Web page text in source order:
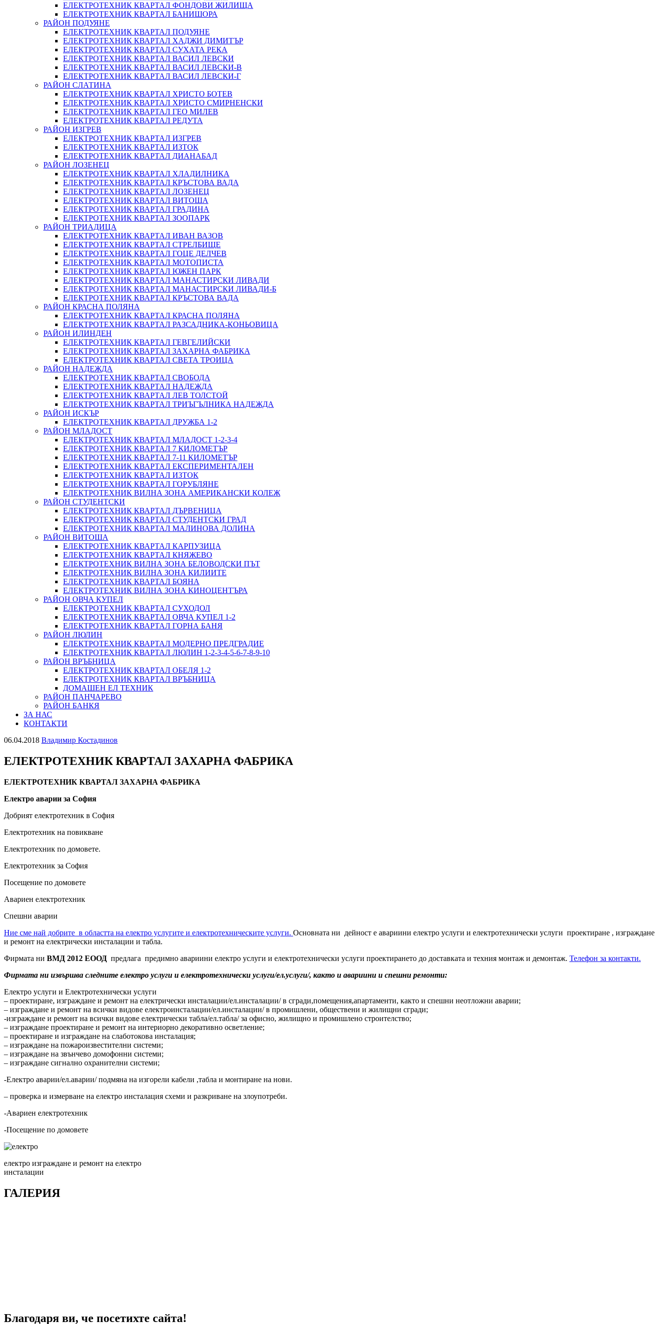
ЕЛЕКТРОТЕХНИК КВАРТАЛ ФОНДОВИ ЖИЛИЩА
ЕЛЕКТРОТЕХНИК КВАРТАЛ БАНИШОРА
РАЙОН ПОДУЯНЕ
ЕЛЕКТРОТЕХНИК КВАРТАЛ ПОДУЯНЕ
ЕЛЕКТРОТЕХНИК КВАРТАЛ ХАДЖИ ДИМИТЪР
ЕЛЕКТРОТЕХНИК КВАРТАЛ СУХАТА РЕКА
ЕЛЕКТРОТЕХНИК КВАРТАЛ ВАСИЛ ЛЕВСКИ
ЕЛЕКТРОТЕХНИК КВАРТАЛ ВАСИЛ ЛЕВСКИ-В
ЕЛЕКТРОТЕХНИК КВАРТАЛ ВАСИЛ ЛЕВСКИ-Г
РАЙОН СЛАТИНА
ЕЛЕКТРОТЕХНИК КВАРТАЛ ХРИСТО БОТЕВ
ЕЛЕКТРОТЕХНИК КВАРТАЛ ХРИСТО СМИРНЕНСКИ
ЕЛЕКТРОТЕХНИК КВАРТАЛ ГЕО МИЛЕВ
ЕЛЕКТРОТЕХНИК КВАРТАЛ РЕДУТА
РАЙОН ИЗГРЕВ
ЕЛЕКТРОТЕХНИК КВАРТАЛ ИЗГРЕВ
ЕЛЕКТРОТЕХНИК КВАРТАЛ ИЗТОК
ЕЛЕКТРОТЕХНИК КВАРТАЛ ДИАНАБАД
РАЙОН ЛОЗЕНЕЦ
ЕЛЕКТРОТЕХНИК КВАРТАЛ ХЛАДИЛНИКА
ЕЛЕКТРОТЕХНИК КВАРТАЛ КРЪСТОВА ВАДА
ЕЛЕКТРОТЕХНИК КВАРТАЛ ЛОЗЕНЕЦ
ЕЛЕКТРОТЕХНИК КВАРТАЛ ВИТОША
ЕЛЕКТРОТЕХНИК КВАРТАЛ ГРАДИНА
ЕЛЕКТРОТЕХНИК КВАРТАЛ ЗООПАРК
РАЙОН ТРИАДИЦА
ЕЛЕКТРОТЕХНИК КВАРТАЛ ИВАН ВАЗОВ
ЕЛЕКТРОТЕХНИК КВАРТАЛ СТРЕЛБИЩЕ
ЕЛЕКТРОТЕХНИК КВАРТАЛ ГОЦЕ ДЕЛЧЕВ
ЕЛЕКТРОТЕХНИК КВАРТАЛ МОТОПИСТА
ЕЛЕКТРОТЕХНИК КВАРТАЛ ЮЖЕН ПАРК
ЕЛЕКТРОТЕХНИК КВАРТАЛ МАНАСТИРСКИ ЛИВАДИ
ЕЛЕКТРОТЕХНИК КВАРТАЛ МАНАСТИРСКИ ЛИВАДИ-Б
ЕЛЕКТРОТЕХНИК КВАРТАЛ КРЪСТОВА ВАДА
РАЙОН КРАСНА ПОЛЯНА
ЕЛЕКТРОТЕХНИК КВАРТАЛ КРАСНА ПОЛЯНА
ЕЛЕКТРОТЕХНИК КВАРТАЛ РАЗСАДНИКА-КОНЬОВИЦА
РАЙОН ИЛИНДЕН
ЕЛЕКТРОТЕХНИК КВАРТАЛ ГЕВГЕЛИЙСКИ
ЕЛЕКТРОТЕХНИК КВАРТАЛ ЗАХАРНА ФАБРИКА
ЕЛЕКТРОТЕХНИК КВАРТАЛ СВЕТА ТРОИЦА
РАЙОН НАДЕЖДА
ЕЛЕКТРОТЕХНИК КВАРТАЛ СВОБОДА
ЕЛЕКТРОТЕХНИК КВАРТАЛ НАДЕЖДА
ЕЛЕКТРОТЕХНИК КВАРТАЛ ЛЕВ ТОЛСТОЙ
ЕЛЕКТРОТЕХНИК КВАРТАЛ ТРИЪГЪЛНИКА НАДЕЖДА
РАЙОН ИСКЪР
ЕЛЕКТРОТЕХНИК КВАРТАЛ ДРУЖБА 1-2
РАЙОН МЛАДОСТ
ЕЛЕКТРОТЕХНИК КВАРТАЛ МЛАДОСТ 1-2-3-4
ЕЛЕКТРОТЕХНИК КВАРТАЛ 7 КИЛОМЕТЪР
ЕЛЕКТРОТЕХНИК КВАРТАЛ 7-11 КИЛОМЕТЪР
ЕЛЕКТРОТЕХНИК КВАРТАЛ ЕКСПЕРИМЕНТАЛЕН
ЕЛЕКТРОТЕХНИК КВАРТАЛ ИЗТОК
ЕЛЕКТРОТЕХНИК КВАРТАЛ ГОРУБЛЯНЕ
ЕЛЕКТРОТЕХНИК ВИЛНА ЗОНА АМЕРИКАНСКИ КОЛЕЖ
РАЙОН СТУДЕНТСКИ
ЕЛЕКТРОТЕХНИК КВАРТАЛ ДЪРВЕНИЦА
ЕЛЕКТРОТЕХНИК КВАРТАЛ СТУДЕНТСКИ ГРАД
ЕЛЕКТРОТЕХНИК КВАРТАЛ МАЛИНОВА ДОЛИНА
РАЙОН ВИТОША
ЕЛЕКТРОТЕХНИК КВАРТАЛ КАРПУЗИЦА
ЕЛЕКТРОТЕХНИК КВАРТАЛ КНЯЖЕВО
ЕЛЕКТРОТЕХНИК ВИЛНА ЗОНА БЕЛОВОДСКИ ПЪТ
ЕЛЕКТРОТЕХНИК ВИЛНА ЗОНА КИЛИИТЕ
ЕЛЕКТРОТЕХНИК КВАРТАЛ БОЯНА
ЕЛЕКТРОТЕХНИК ВИЛНА ЗОНА КИНОЦЕНТЪРА
РАЙОН ОВЧА КУПЕЛ
ЕЛЕКТРОТЕХНИК КВАРТАЛ СУХОДОЛ
ЕЛЕКТРОТЕХНИК КВАРТАЛ ОВЧА КУПЕЛ 1-2
ЕЛЕКТРОТЕХНИК КВАРТАЛ ГОРНА БАНЯ
РАЙОН ЛЮЛИН
ЕЛЕКТРОТЕХНИК КВАРТАЛ МОДЕРНО ПРЕДГРАДИЕ
ЕЛЕКТРОТЕХНИК КВАРТАЛ ЛЮЛИН 1-2-3-4-5-6-7-8-9-10
РАЙОН ВРЪБНИЦА
ЕЛЕКТРОТЕХНИК КВАРТАЛ ОБЕЛЯ 1-2
ЕЛЕКТРОТЕХНИК КВАРТАЛ ВРЪБНИЦА
ДОМАШЕН ЕЛ ТЕХНИК
РАЙОН ПАНЧАРЕВО
РАЙОН БАНКЯ
ЗА НАС
КОНТАКТИ
06.04.2018 Владимир Костадинов
ЕЛЕКТРОТЕХНИК КВАРТАЛ ЗАХАРНА ФАБРИКА
ЕЛЕКТРОТЕХНИК КВАРТАЛ ЗАХАРНА ФАБРИКА
Електро аварии за София
Добрият електротехник в София
Електротехник на повикване
Електротехник по домовете.
Електротехник за София
Посещение по домовете
Авариен електротехник
Спешни аварии
Ние сме най добрите в областта на електро услугите и електротехническите услуги. Основната ни дейност е авариини електро услуги и електротехнически услуги проектиране , изграждане
и ремонт на електрически инсталации и табла.
Фирмата ни ВМД 2012 ЕООД предлага предимно авариини електро услуги и електротехнически услуги проектирането до доставката и техния монтаж и демонтаж. Телефон за контакти.
Фирмата ни извършва следните електро услуги и електротехнически услуги/ел.услуги/, както и авариини и спешни ремонти:
Електро услуги и Електротехнически услуги
– проектиране, изграждане и ремонт на електрически инсталации/ел.инсталации/ в сгради,помещения,апартаменти, както и спешни неотложни аварии;
– изграждане и ремонт на всички видове електроинсталации/ел.инсталации/ в промишлени, обществени и жилищни сгради;
-изграждане и ремонт на всички видове електрически табла/ел.табла/ за офисно, жилищно и промишлено строителство;
– изграждане проектиране и ремонт на интериорно декоративно осветление;
– проектиране и изграждане на слаботокова инсталация;
– изграждане на пожароизвестителни системи;
– изграждане на звънчево домофонни системи;
– изграждане сигнално охранителни системи;
-Електро аварии/ел.аварии/ подмяна на изгорели кабели ,табла и монтиране на нови.
– проверка и измерване на електро инсталация схеми и разкриване на злоупотреби.
-Авариен електротехник
-Посещение по домовете
електро изграждане и ремонт на електро
инсталации
ГАЛЕРИЯ
Благодаря ви, че посетихте сайта!